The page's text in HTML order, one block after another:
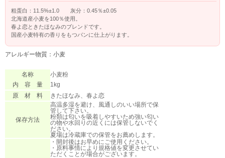
粗蛋白：11.5%±1.0 灰分：0.45％±0.05
北海道産小麦を100％使用。
春よ恋ときたほなみのブレンドです。
国産小麦特有の香りをもつパンに仕上がります。
アレルギー物質：小麦
名称
小麦粉
内 容 量
1kg
原 材 料
きたほなみ、春よ恋
保存方法
高温多湿を避け、風通しのいい場所で保
管して下さい。
粉類は匂いを吸着しやすいため強い匂い
の物や水回りの近くには保管しないでく
ださい。
夏場は冷蔵庫での保管をお薦めします。
・開封後はお早めにご使用ください。
・原料事情により規格値を変更させてい
ただくことが場合がございます。